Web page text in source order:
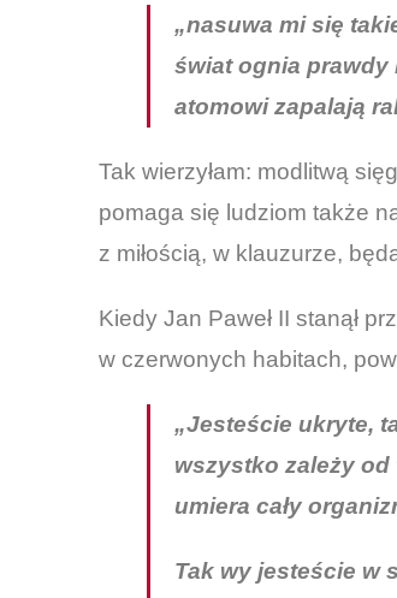
„nasuwa mi się
świat ognia prawdy
atomowi zapalają
Tak wierzyłam: modlitwą
pomaga się ludziom także
z miłością, w klauzurze,
Kiedy Jan Paweł II stanął
w czerwonych habitach,
„Jesteście ukryte,
wszystko zależy
umiera cały
Tak wy jesteście w